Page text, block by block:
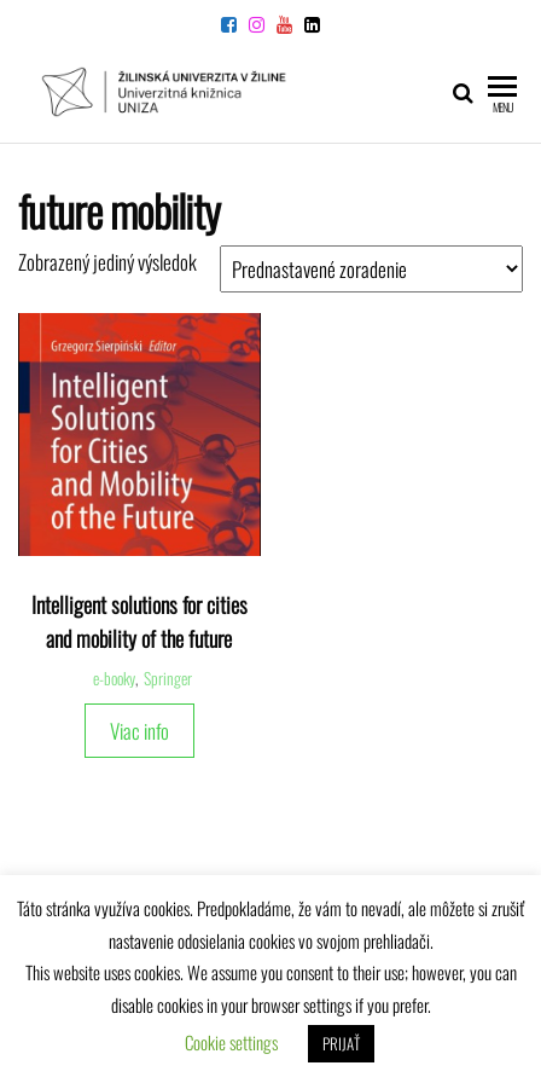
UNIVERZITNÁ
KNIŽNICA
MENU
future mobility
Zobrazený jediný výsledok
Intelligent solutions for cities
and mobility of the future
e-booky, Springer
Viac info
Univerzitná knižnica Žilinskej univerzity © 2025
Táto stránka využíva cookies. Predpokladáme, že vám to nevadí, ale môžete si zrušiť
nastavenie odosielania cookies vo svojom prehliadači.
This website uses cookies. We assume you consent to their use; however, you can
disable cookies in your browser settings if you prefer.
Cookie settings
PRIJAŤ